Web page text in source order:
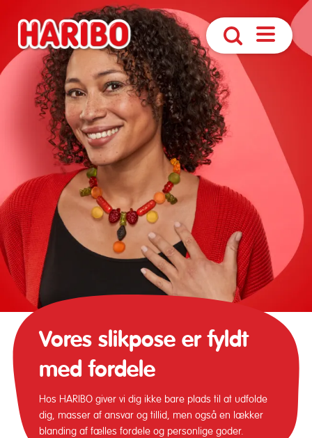
Søg
Åbn
Vores slikpose er fyldt
med fordele
Hos HARIBO giver vi dig ikke bare plads til at udfolde
dig, masser af ansvar og tillid, men også en lækker
blanding af fælles fordele og personlige goder.